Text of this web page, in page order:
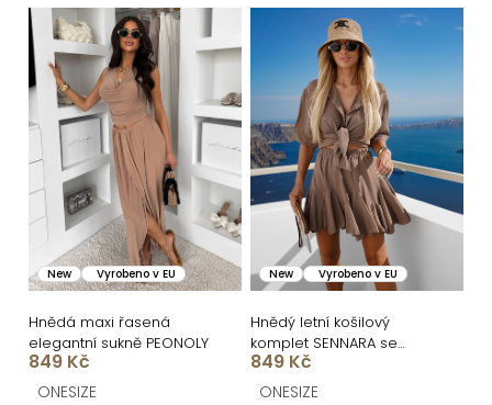
n
í
p
r
o
d
u
t
ů
V
ý
p
i
s
p
r
o
d
u
k
New Vyrobeno v EU
Hnědá maxi řasená
elegantní sukně PEONOLY
849 Kč
ONESIZE
New Vyrobeno v EU
Hnědý letní košilový
komplet SENNARA se
sukní
849 Kč
ONESIZE